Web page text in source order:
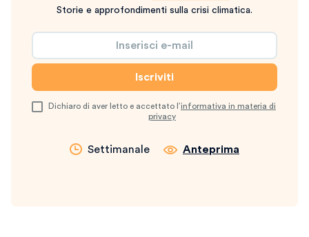
Storie e approfondimenti sulla crisi climatica.
Dichiaro di aver letto e accettato l’informativa in materia di
privacy
Settimanale Anteprima